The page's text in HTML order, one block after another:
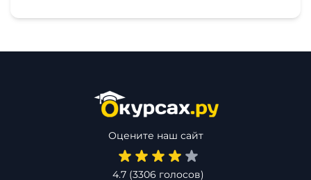
Оцените наш сайт
4.7 (3306 голосов)